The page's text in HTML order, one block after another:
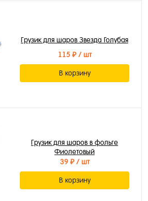
Грузик для шаров Звезда Голубая
115 ₽/ шт
В корзину
Грузик для шаров в фольге
Фиолетовый
39 ₽/ шт
В корзину